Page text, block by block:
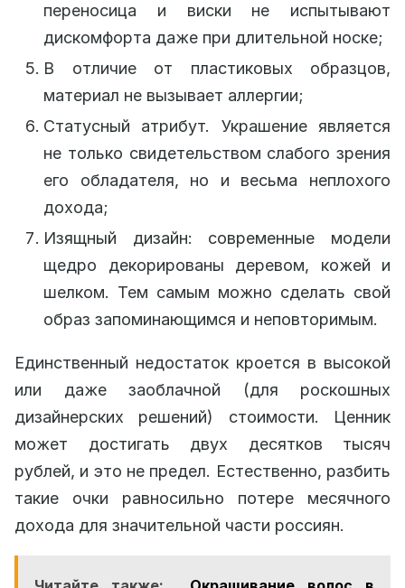
переносица и виски не испытывают
дискомфорта даже при длительной носке;
В отличие от пластиковых образцов,
материал не вызывает аллергии;
Статусный атрибут. Украшение является
не только свидетельством слабого зрения
его обладателя, но и весьма неплохого
дохода;
Изящный дизайн: современные модели
щедро декорированы деревом, кожей и
шелком. Тем самым можно сделать свой
образ запоминающимся и неповторимым.
Единственный недостаток кроется в высокой
или даже заоблачной (для роскошных
дизайнерских решений) стоимости. Ценник
может достигать двух десятков тысяч
рублей, и это не предел. Естественно, разбить
такие очки равносильно потере месячного
дохода для значительной части россиян.